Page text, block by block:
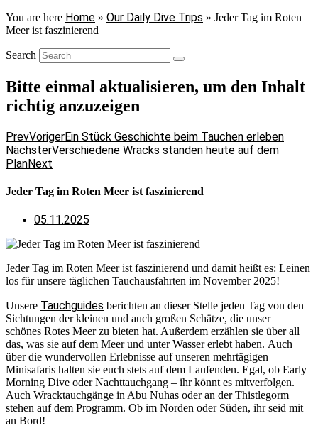
You are here Home » Our Daily Dive Trips » Jeder Tag im Roten
Meer ist faszinierend
Search
Bitte einmal aktualisieren, um den Inhalt
richtig anzuzeigen
PrevVorigerEin Stück Geschichte beim Tauchen erleben
NächsterVerschiedene Wracks standen heute auf dem
PlanNext
Jeder Tag im Roten Meer ist faszinierend
05.11.2025
Jeder Tag im Roten Meer ist faszinierend und damit heißt es: Leinen
los für unsere täglichen Tauchausfahrten im November 2025!
Unsere Tauchguides berichten an dieser Stelle jeden Tag von den
Sichtungen der kleinen und auch großen Schätze, die unser
schönes Rotes Meer zu bieten hat. Außerdem erzählen sie über all
das, was sie auf dem Meer und unter Wasser erlebt haben. Auch
über die wundervollen Erlebnisse auf unseren mehrtägigen
Minisafaris halten sie euch stets auf dem Laufenden. Egal, ob Early
Morning Dive oder Nachttauchgang – ihr könnt es mitverfolgen.
Auch Wracktauchgänge in Abu Nuhas oder an der Thistlegorm
stehen auf dem Programm. Ob im Norden oder Süden, ihr seid mit
an Bord!